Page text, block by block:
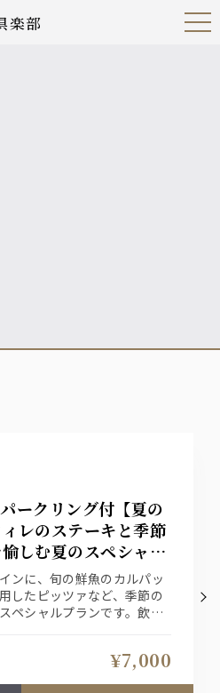
楽部 Open
Navig
ークリング付【夏の
レのステーキと季節
しむ夏のスペシャル
ンに、旬の鮮魚のカルパッ
したピッツァなど、季節の
ペシャルプランです。飲み
¥7,000